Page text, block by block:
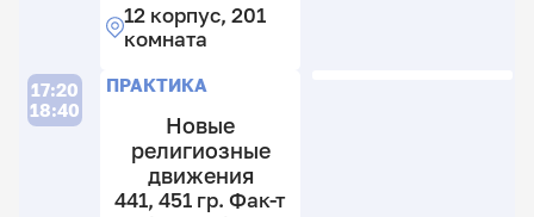
12 корпус, 201
комната
17:20
18:40
ПРАКТИКА
Новые
религиозные
движения
441, 451 гр. Фак-т